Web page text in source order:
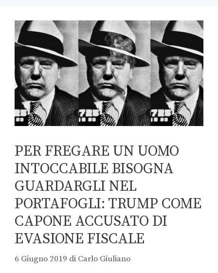
PER FREGARE UN UOMO
INTOCCABILE BISOGNA
GUARDARGLI NEL
PORTAFOGLI: TRUMP COME
CAPONE ACCUSATO DI
EVASIONE FISCALE
6 Giugno 2019 di Carlo Giuliano